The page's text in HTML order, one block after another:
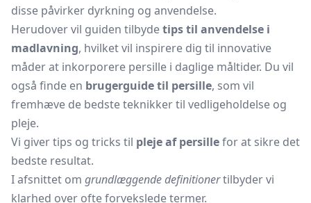
disse påvirker dyrkning og anvendelse.
Herudover vil guiden tilbydetips til anvendelse i
madlavning, hvilket vil inspirere dig til innovative
måder at inkorporere persille i daglige måltider. Du vil
også finde en brugerguide til persille, som vil
fremhæve de bedste teknikker til vedligeholdelse og
pleje.
Vi giver tips og tricks til pleje af persillefor at sikre det
bedste resultat.
I afsnittet om grundlæggende definitionertilbyder vi
klarhed over ofte forvekslede termer.